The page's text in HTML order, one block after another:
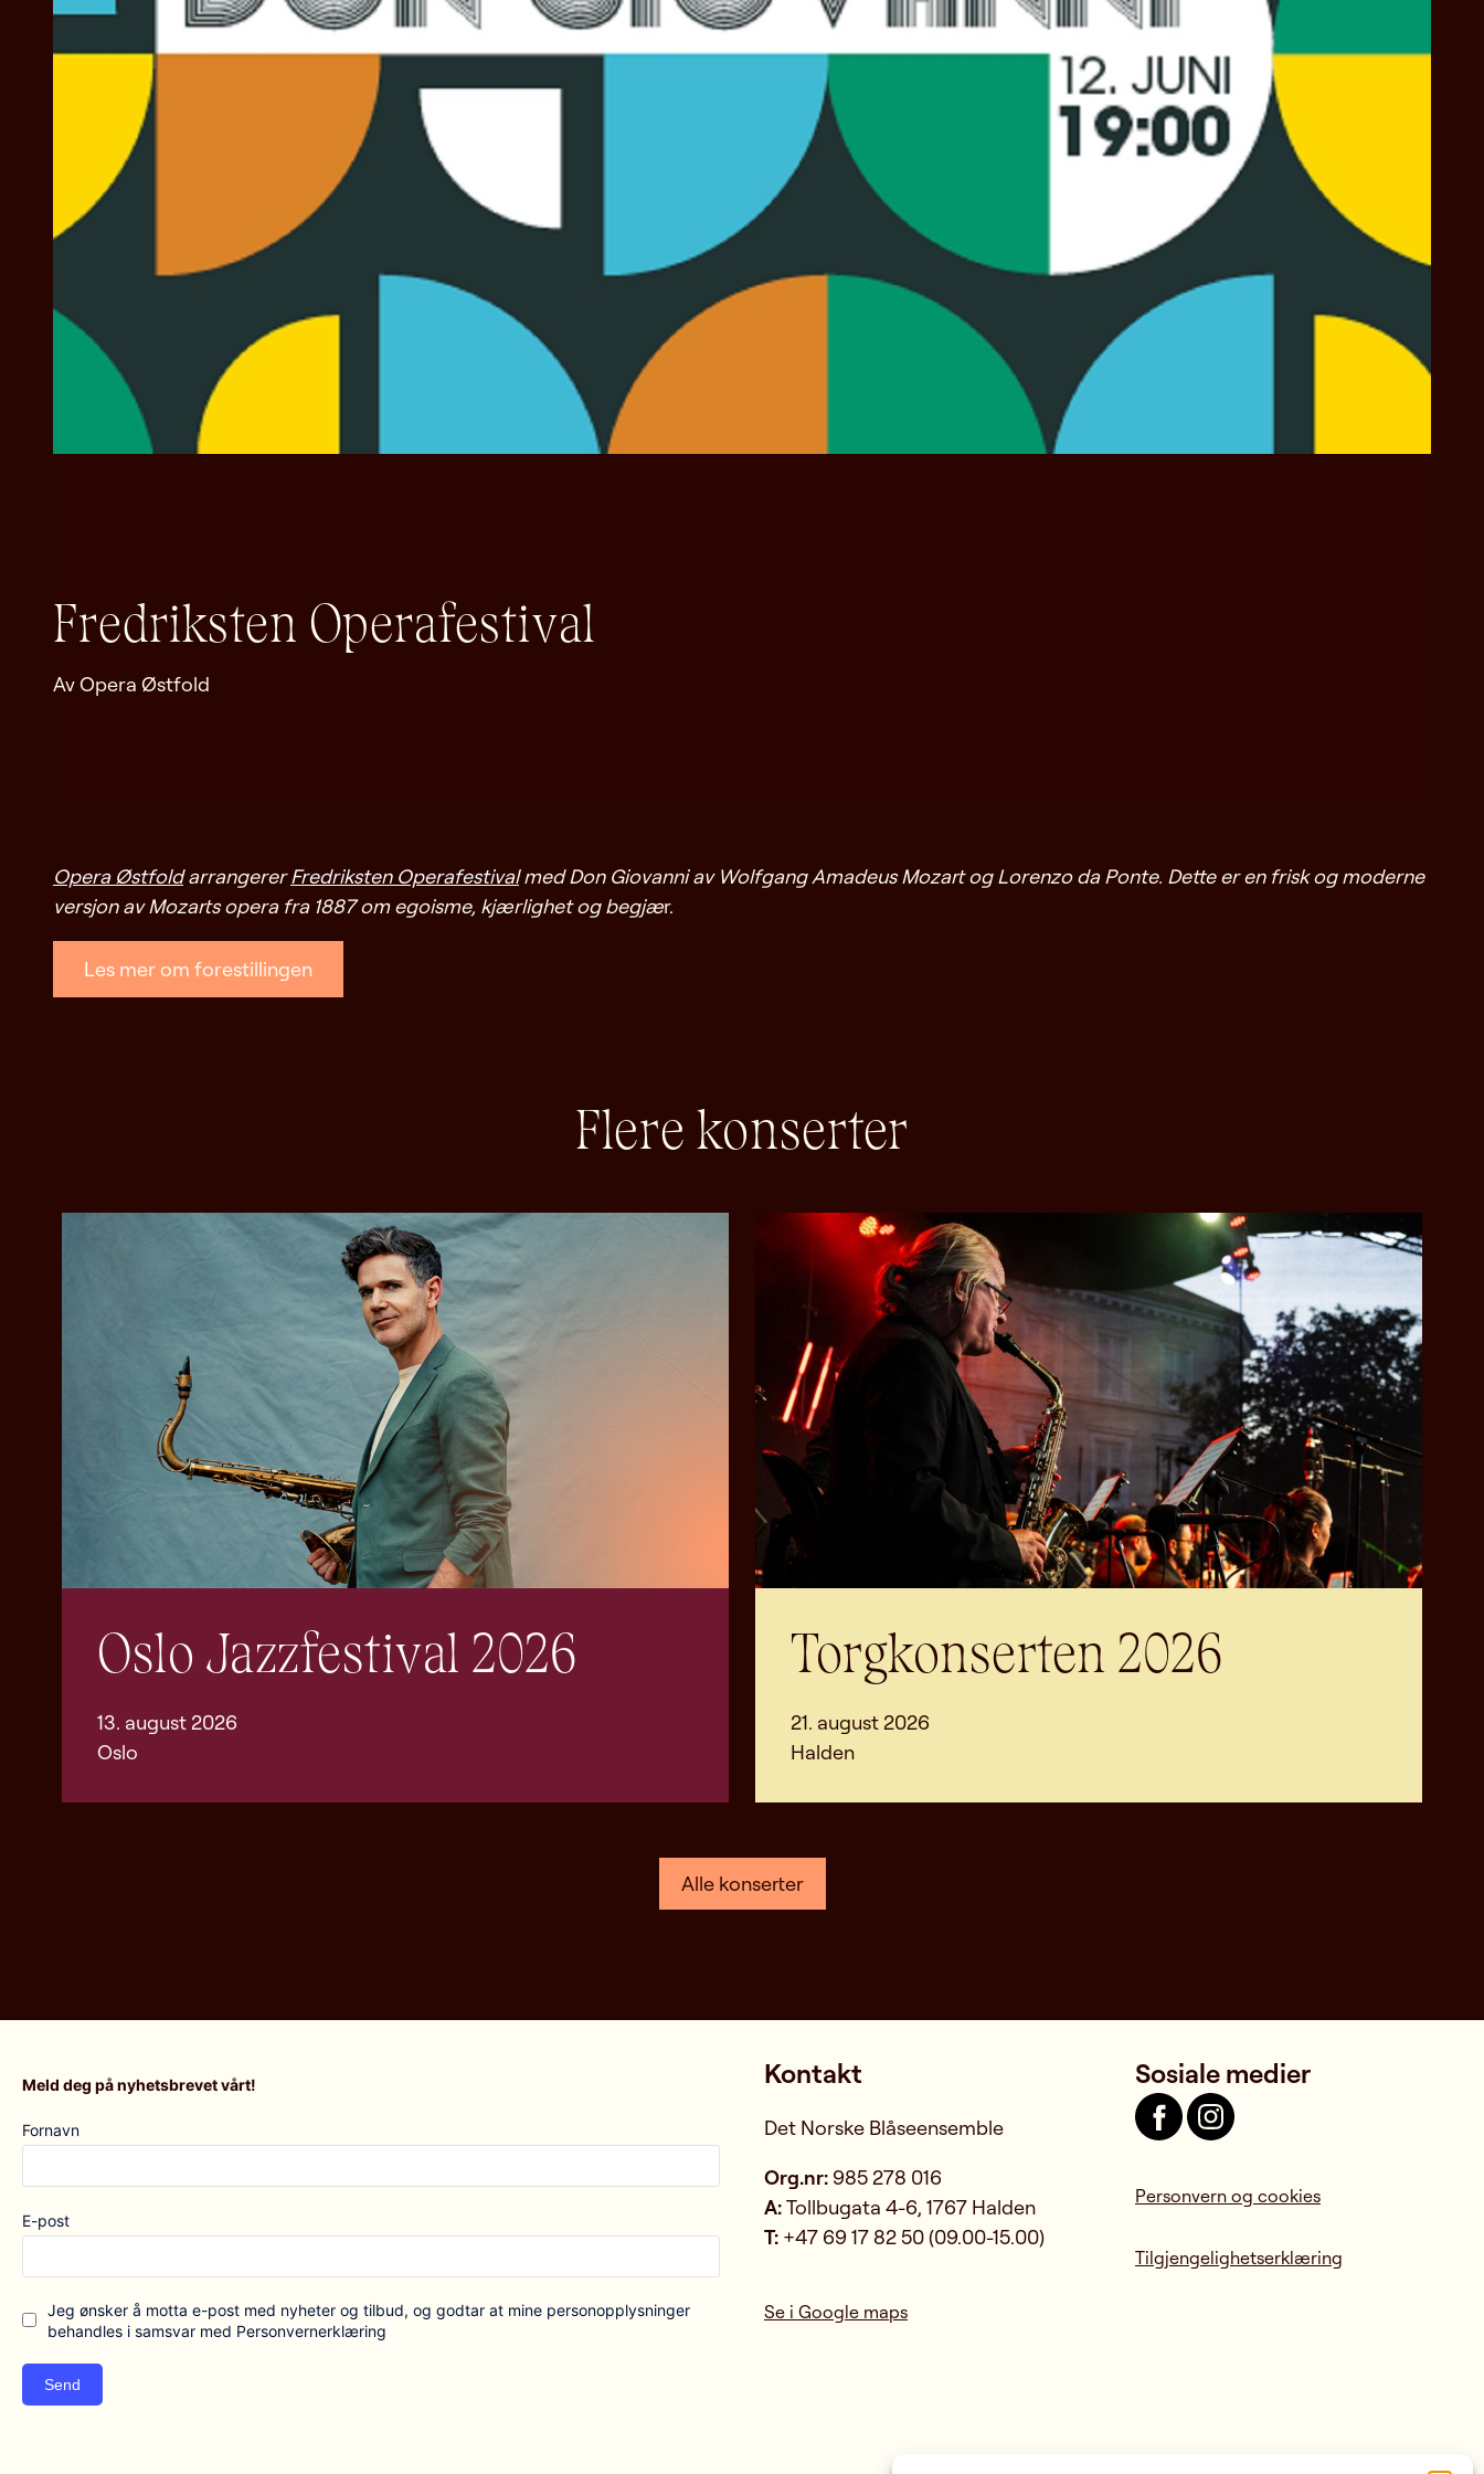
Fredriksten Operafestival
Av Opera Østfold
Opera ØstfoldarrangererFredriksten Operafestivalmed Don Giovanni av Wolfgang Amadeus Mozart og Lorenzo da Ponte. Dette er en frisk og moderne
versjon av Mozarts opera fra 1887 om egoisme, kjærlighet og begjær.
Les mer om forestillingen
Flere konserter
Oslo Jazzfestival 2026
13. august 2026
Oslo
Torgkonserten 2026
21. august 2026
Halden
Alle konserter
Meld deg på nyhetsbrevet vårt!
Fornavn
E-post
Jeg ønsker å motta e-post med nyheter og tilbud, og godtar at mine personopplysninger
behandles i samsvar med Personvernerklæring
Send
Kontakt
Det Norske Blåseensemble
Org.nr: 985 278 016
A:Tollbugata 4-6, 1767 Halden
T: +47 69 17 82 50 (09.00-15.00)
Se i Google maps
Sosiale medier
Personvern og cookies
Tilgjengelighetserklæring